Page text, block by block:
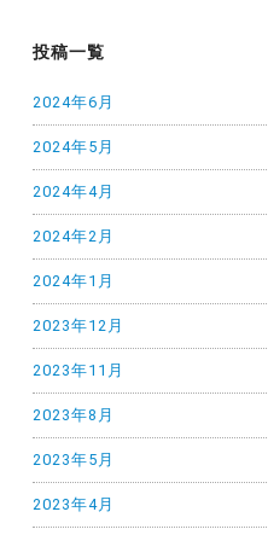
投稿一覧
2024年6月
2024年5月
2024年4月
2024年2月
2024年1月
2023年12月
2023年11月
2023年8月
2023年5月
2023年4月